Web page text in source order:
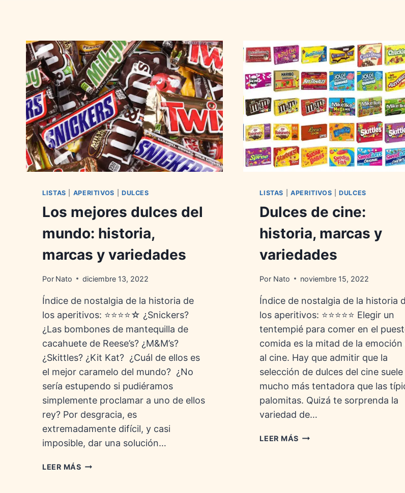
LISTAS APERITIVOS DULCES
Los mejores dulces del
mundo: historia,
marcas y variedades
Por Nato diciembre 13, 2022
Índice de nostalgia de la historia de
los aperitivos: ⭐⭐⭐⭐☆ ¿Snickers?
¿Las bombones de mantequilla de
cacahuete de Reese’s? ¿M&M’s?
¿Skittles? ¿Kit Kat? ¿Cuál de ellos es
el mejor caramelo del mundo? ¿No
sería estupendo si pudiéramos
simplemente proclamar a uno de ellos
rey? Por desgracia, es
extremadamente difícil, y casi
imposible, dar una solución…
LEER MÁSLOS
LISTAS APERITIVOS |DULCES
Dulces de cine:
historia, marcas y
variedades
Por Nato noviembre 15, 2022
Índice de nostalgia de la historia
los aperitivos: ⭐⭐⭐⭐⭐ Elegir un
tentempié para comer en el
comida es la mitad de la emoción
al cine. Hay que admitir que la
selección de dulces del cine suele
mucho más tentadora que las
palomitas. Quizá te sorprenda la
variedad de…
LEER MÁS DULCES